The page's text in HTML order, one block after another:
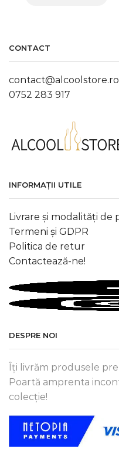
CONTACT
contact@alcoolstore.ro
0752 283 917
INFORMAȚII UTILE
Livrare și modalități de
Termeni și GDPR
Politica de retur
Contactează-ne!
DESPRE NOI
Îți livrăm produsele
Poartă amprenta
colecție!